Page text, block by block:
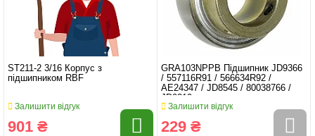
ST211-2 3/16 Корпус з
підшипником RBF
Залишити відгук
901 ₴
GRA103NPPB Підшипник JD9366
/ 557116R91 / 566634R92 /
AE24347 / JD8545 / 80038766 /
JD9219
Залишити відгук
229 ₴